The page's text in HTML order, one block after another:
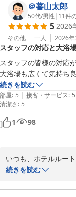
お部屋とお風呂につ
いつまでもお客様に
もスタッフ一同精進
お客様のまたのお越
本格的な暑さの前の
さいませ。
ホテルルートイン釜石
ホテル ルートイン釜
＠蕃山太郎
50代/男性 | 11件
5 2026
その他 一人 2026年
スタッフの対応と大浴
スタッフの皆様の対応
大浴場も広くて気持ち良
続きを読む
部屋: 5 | 接客・サービス: 5
清潔さ: 5
1 98
いつも、ホテルルー
誠にありがとうござい
お褒めのお言葉をい
続きを読む